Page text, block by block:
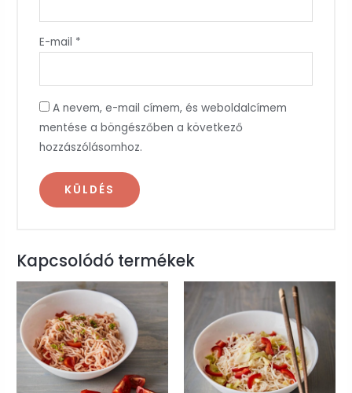
E-mail *
A nevem, e-mail címem, és weboldalcímem
mentése a böngészőben a következő
hozzászólásomhoz.
Kapcsolódó termékek